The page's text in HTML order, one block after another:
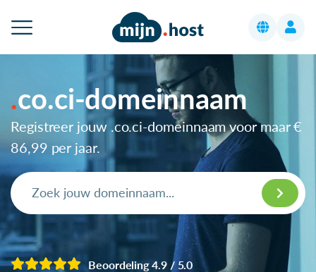
co.ci-domeinnaam
Registreer jouw .co.ci-domeinnaam voor maar€
86,99 per jaar.
Beoordeling 4.9 / 5.0